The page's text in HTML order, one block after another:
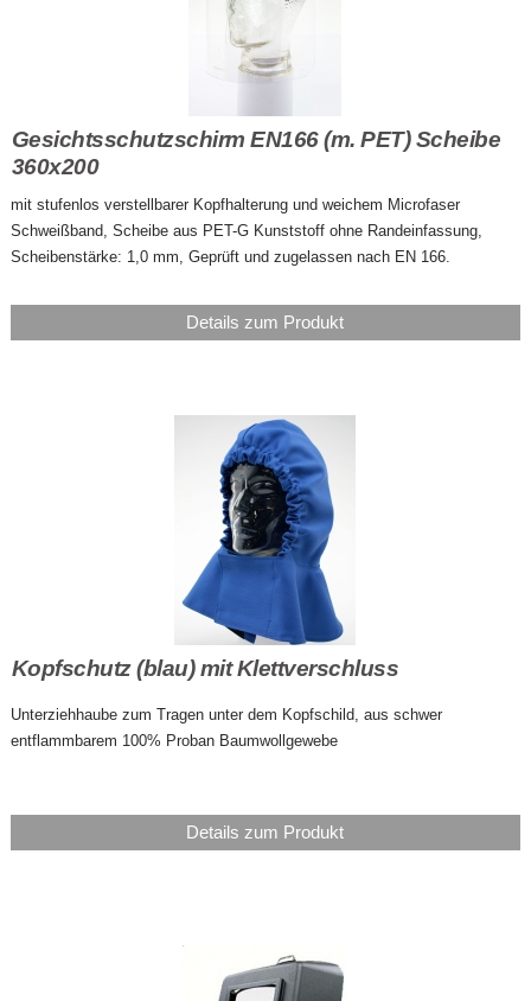
Gesichtsschutzschirm EN166 (m. PET) Scheibe
360x200
mit stufenlos verstellbarer Kopfhalterung und weichem Microfaser
Schweißband, Scheibe aus PET-G Kunststoff ohne Randeinfassung,
Scheibenstärke: 1,0 mm, Geprüft und zugelassen nach EN 166.
Details zum Produkt
Kopfschutz (blau) mit Klettverschluss
Unterziehhaube zum Tragen unter dem Kopfschild, aus schwer
entflammbarem 100% Proban Baumwollgewebe
Details zum Produkt